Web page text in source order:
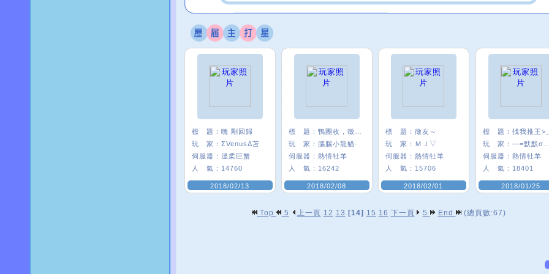
標 題： 嗨 剛回歸
玩 家： ΣVenusΔ苫
伺服器： 溫柔巨蟹
人 氣： 14760
2018/02/13
標 題：
玩 家： 腦腦小龍貓·
伺服器： 熱情牡羊
人 氣： 16242
2018/02/08
標 題： 徵友～
玩 家： ＭＪ▽
伺服器： 熱情牡羊
人 氣： 15706
2018/02/01
標 題： 找我推王
玩 家：
伺服器： 熱情牡羊
人 氣： 18401
2018/01/25
Top 5 上一頁 12 13 [14] 15 16 下一頁 5 End (總頁數:67)